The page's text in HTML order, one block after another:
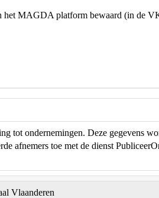
het MAGDA platform bewaard (in de
tot ondernemingen. Deze gegevens
afnemers toe met de dienst
Vlaanderen